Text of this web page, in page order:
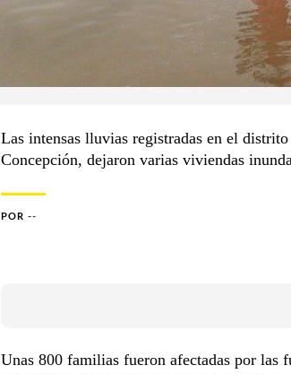
Las intensas lluvias registradas en el
Concepción, dejaron varias viviendas
POR --
Unas 800 familias fueron afectadas por las